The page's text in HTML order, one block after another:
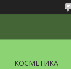
КОСМЕТИКА